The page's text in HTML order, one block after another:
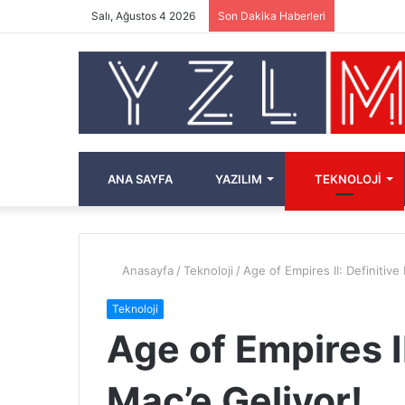
Salı, Ağustos 4 2026 Son Dakika Haberleri
ANA SAYFA YAZILIM TEKNOLOJI
Anasayfa / Teknoloji / Age of Empires II: Definitive
Teknoloji
Age of Empires